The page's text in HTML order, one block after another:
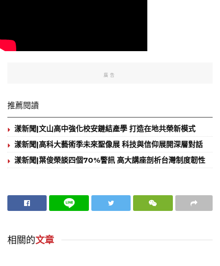
廣告
推薦閱讀
漾新聞|文山高中強化校安鏈結產學 打造在地共榮新模式
漾新聞|高科大藝術季未來聖像展 科技與信仰展開深層對話
漾新聞|葉俊榮談四個70%警訊 高大講座剖析台灣制度韌性
相關的文章